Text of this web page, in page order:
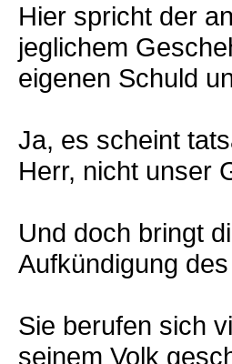
Hier spricht der
jeglichem
eigenen Schuld
Ja, es scheint
Herr, nicht unser
Und doch bringt
Aufkündigung
Sie berufen sich
seinem Volk